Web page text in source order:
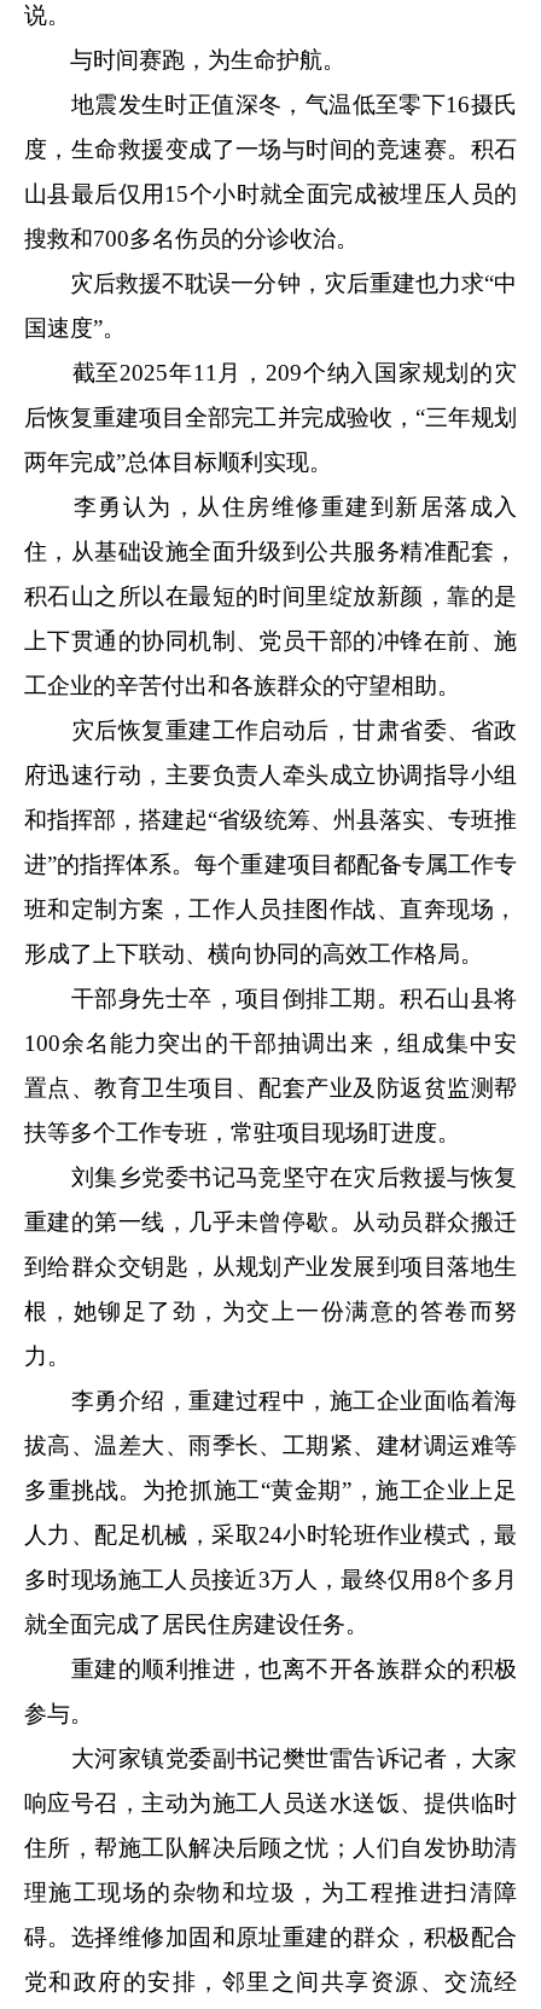
说。
与时间赛跑，为生命护航。
地震发生时正值深冬，气温低至零下16摄氏
度，生命救援变成了一场与时间的竞速赛。积石
山县最后仅用15个小时就全面完成被埋压人员的
搜救和700多名伤员的分诊收治。
灾后救援不耽误一分钟，灾后重建也力求“中
国速度”。
截至2025年11月，209个纳入国家规划的灾
后恢复重建项目全部完工并完成验收，“三年规划
两年完成”总体目标顺利实现。
李勇认为，从住房维修重建到新居落成入
住，从基础设施全面升级到公共服务精准配套，
积石山之所以在最短的时间里绽放新颜，靠的是
上下贯通的协同机制、党员干部的冲锋在前、施
工企业的辛苦付出和各族群众的守望相助。
灾后恢复重建工作启动后，甘肃省委、省政
府迅速行动，主要负责人牵头成立协调指导小组
和指挥部，搭建起“省级统筹、州县落实、专班推
进”的指挥体系。每个重建项目都配备专属工作专
班和定制方案，工作人员挂图作战、直奔现场，
形成了上下联动、横向协同的高效工作格局。
干部身先士卒，项目倒排工期。积石山县将
100余名能力突出的干部抽调出来，组成集中安
置点、教育卫生项目、配套产业及防返贫监测帮
扶等多个工作专班，常驻项目现场盯进度。
刘集乡党委书记马竞坚守在灾后救援与恢复
重建的第一线，几乎未曾停歇。从动员群众搬迁
到给群众交钥匙，从规划产业发展到项目落地生
根，她铆足了劲，为交上一份满意的答卷而努
力。
李勇介绍，重建过程中，施工企业面临着海
拔高、温差大、雨季长、工期紧、建材调运难等
多重挑战。为抢抓施工“黄金期”，施工企业上足
人力、配足机械，采取24小时轮班作业模式，最
多时现场施工人员接近3万人，最终仅用8个多月
就全面完成了居民住房建设任务。
重建的顺利推进，也离不开各族群众的积极
参与。
大河家镇党委副书记樊世雷告诉记者，大家
响应号召，主动为施工人员送水送饭、提供临时
住所，帮施工队解决后顾之忧；人们自发协助清
理施工现场的杂物和垃圾，为工程推进扫清障
碍。选择维修加固和原址重建的群众，积极配合
党和政府的安排，邻里之间共享资源、交流经